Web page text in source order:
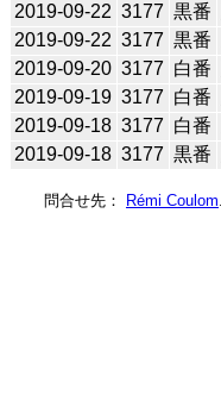
2019-09-22 3177 黒番
2019-09-22 3177 黒番
2019-09-20 3177 白番
2019-09-19 3177 白番
2019-09-18 3177 白番
2019-09-18 3177 黒番
問合せ先： Rémi Coulom